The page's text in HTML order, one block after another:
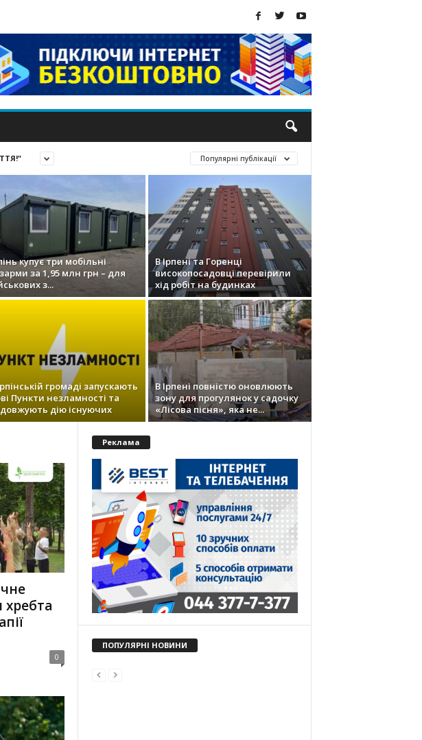
Популярні публікації
купує три мобільні
за 1,95 млн грн – для
з...
В Ірпені та Горенці
високопосадовці перевірили
хід робіт на будинках
громаді запускають
Пункти незламності та
дію існуючих
В Ірпені повністю оновлюють
зону для прогулянок у садочку
«Лісова пісня», яка не...
хребта
0
Реклама
ПОПУЛЯРНІ НОВИНИ